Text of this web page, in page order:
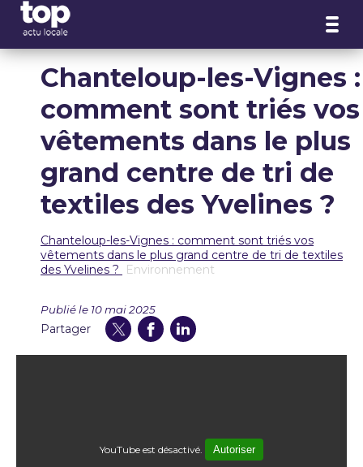
Chanteloup-les-Vignes :
comment sont triés vos
vêtements dans le plus
grand centre de tri de
textiles des Yvelines ?
Chanteloup-les-Vignes : comment sont triés vos
vêtements dans le plus grand centre de tri de textiles
des Yvelines ?
Environnement
Publié le 10 mai 2025
Partager
YouTube est désactivé. Autoriser
Panneau de gestion des cookies